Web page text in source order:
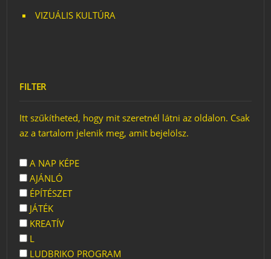
VIZUÁLIS KULTÚRA
FILTER
Itt szűkítheted, hogy mit szeretnél látni az oldalon. Csak
az a tartalom jelenik meg, amit bejelölsz.
A NAP KÉPE
AJÁNLÓ
ÉPÍTÉSZET
JÁTÉK
KREATÍV
L
LUDBRIKO PROGRAM